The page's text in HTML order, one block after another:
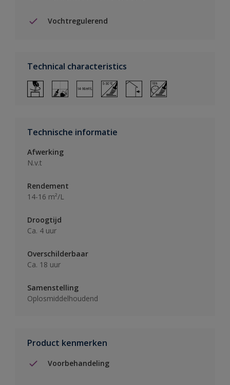
Vochtregulerend
Technical characteristics
Technische informatie
Afwerking
N.v.t
Rendement
14-16 m²/L
Droogtijd
Ca. 4 uur
Overschilderbaar
Ca. 18 uur
Samenstelling
Oplosmiddelhoudend
Product kenmerken
Voorbehandeling